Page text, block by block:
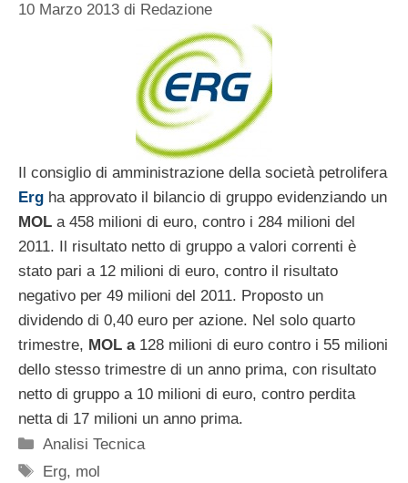
10 Marzo 2013 di Redazione
Il consiglio di amministrazione della società petrolifera
Erg ha approvato il bilancio di gruppo evidenziando un
MOL a 458 milioni di euro, contro i 284 milioni del
2011. Il risultato netto di gruppo a valori correnti è
stato pari a 12 milioni di euro, contro il risultato
negativo per 49 milioni del 2011. Proposto un
dividendo di 0,40 euro per azione. Nel solo quarto
trimestre, MOL a128 milioni di euro contro i 55 milioni
dello stesso trimestre di un anno prima, con risultato
netto di gruppo a 10 milioni di euro, contro perdita
netta di 17 milioni un anno prima.
Categorie
Analisi Tecnica
Tag
Erg, mol